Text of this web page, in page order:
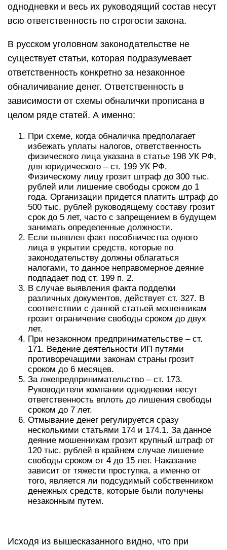
однодневки и весь их руководящий состав несут
всю ответственность по строгости закона.
В русском уголовном законодательстве не
существует статьи, которая подразумевает
ответственность конкретно за незаконное
обналичивание денег. Ответственность в
зависимости от схемы обналички прописана в
целом ряде статей. А именно:
При схеме, когда обналичка предполагает
избежать уплаты налогов, ответственность
физического лица указана в статье 198 УК РФ,
для юридического – ст. 199 УК РФ.
Физическому лицу грозит штраф до 300 тыс.
рублей или лишение свободы сроком до 1
года. Организации придется платить штраф до
500 тыс. рублей руководящему составу грозит
срок до 5 лет, часто с запрещением в будущем
занимать определенные должности.
Если выявлен факт пособничества одного
лица в укрытии средств, которые по
законодательству должны облагаться
налогами, то данное неправомерное деяние
подпадает под ст. 199 п. 2.
В случае выявления факта подделки
различных документов, действует ст. 327. В
соответствии с данной статьей мошенникам
грозит ограничение свободы сроком до двух
лет.
При незаконном предпринимательстве – ст.
171. Ведение деятельности ИП путями
противоречащими законам страны грозит
сроком до 6 месяцев.
За лжепредпринимательство – ст. 173.
Руководители компании однодневки несут
ответственность вплоть до лишения свободы
сроком до 7 лет.
Отмывание денег регулируется сразу
несколькими статьями 174 и 174.1. За данное
деяние мошенникам грозит крупный штраф от
120 тыс. рублей в крайнем случае лишение
свободы сроком от 4 до 15 лет. Наказание
зависит от тяжести проступка, а именно от
того, является ли подсудимый собственником
денежных средств, которые были получены
незаконным путем.
Исходя из вышесказанного видно, что при